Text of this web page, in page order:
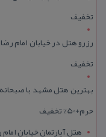
تخفیف
تخفیف
بهترین هتل مشهد با
حرم+50% تخفیف
هتل آپارتمان خیابان امام رضا 1، 2، 3، 5،8 ،16 | تا